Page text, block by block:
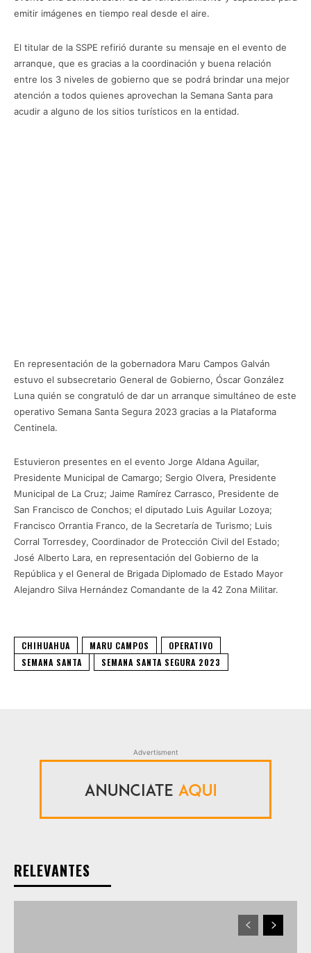
emitir imágenes en tiempo real desde el aire.
El titular de la SSPE refirió durante su mensaje en el evento de
arranque, que es gracias a la coordinación y buena relación
entre los 3 niveles de gobierno que se podrá brindar una mejor
atención a todos quienes aprovechan la Semana Santa para
acudir a alguno de los sitios turísticos en la entidad.
En representación de la gobernadora Maru Campos Galván
estuvo el subsecretario General de Gobierno, Óscar González
Luna quién se congratuló de dar un arranque simultáneo de este
operativo Semana Santa Segura 2023 gracias a la Plataforma
Centinela.
Estuvieron presentes en el evento Jorge Aldana Aguilar,
Presidente Municipal de Camargo; Sergio Olvera, Presidente
Municipal de La Cruz; Jaime Ramírez Carrasco, Presidente de
San Francisco de Conchos; el diputado Luis Aguilar Lozoya;
Francisco Orrantia Franco, de la Secretaría de Turismo; Luis
Corral Torresdey, Coordinador de Protección Civil del Estado;
José Alberto Lara, en representación del Gobierno de la
República y el General de Brigada Diplomado de Estado Mayor
Alejandro Silva Hernández Comandante de la 42 Zona Militar.
CHIHUAHUA MARU CAMPOS
OPERATIVO
SEMANA SANTA
SEMANA SANTA SEGURA 2023
Advertisment
RELEVANTES